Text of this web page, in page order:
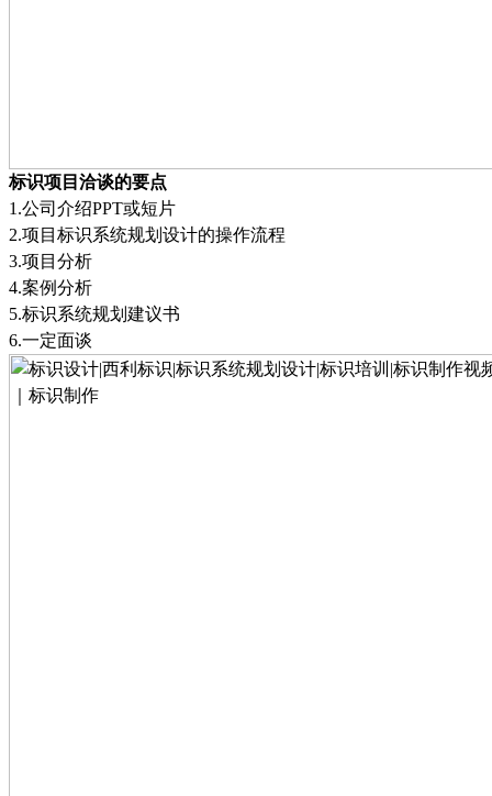
标识项目洽谈的要点
1.公司介绍PPT或短片
2.项目标识系统规划设计的操作流程
3.项目分析
4.案例分析
5.标识系统规划建议书
6.一定面谈